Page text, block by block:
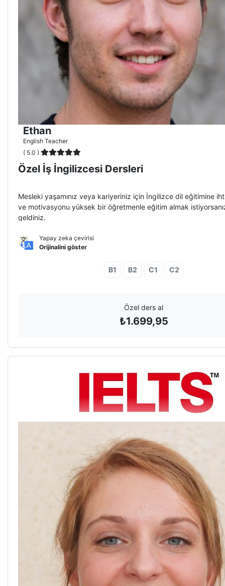
Ethan
English Teacher
( 5.0 )
Özel İş İngilizcesi Dersleri
Mesleki yaşamınız veya kariyeriniz için İngilizce dil eğitimine
ve motivasyonu yüksek bir öğretmenle eğitim almak
geldiniz.
Yapay zeka çevirisi
Orijinalini göster
B1 B2 C1 C2
Özel ders al
₺1.699,95